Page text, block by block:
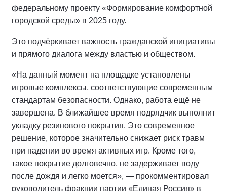
федеральному проекту «Формирование комфортной
городской среды» в 2025 году.
Это подчёркивает важность гражданской инициативы
и прямого диалога между властью и обществом.
«На данный момент на площадке установлены
игровые комплексы, соответствующие современным
стандартам безопасности. Однако, работа ещё не
завершена. В ближайшее время подрядчик выполнит
укладку резинового покрытия. Это современное
решение, которое значительно снижает риск травм
при падении во время активных игр. Кроме того,
такое покрытие долговечно, не задерживает воду
после дождя и легко моется», — прокомментировал
руководитель фракции партии «Единая Россия» в